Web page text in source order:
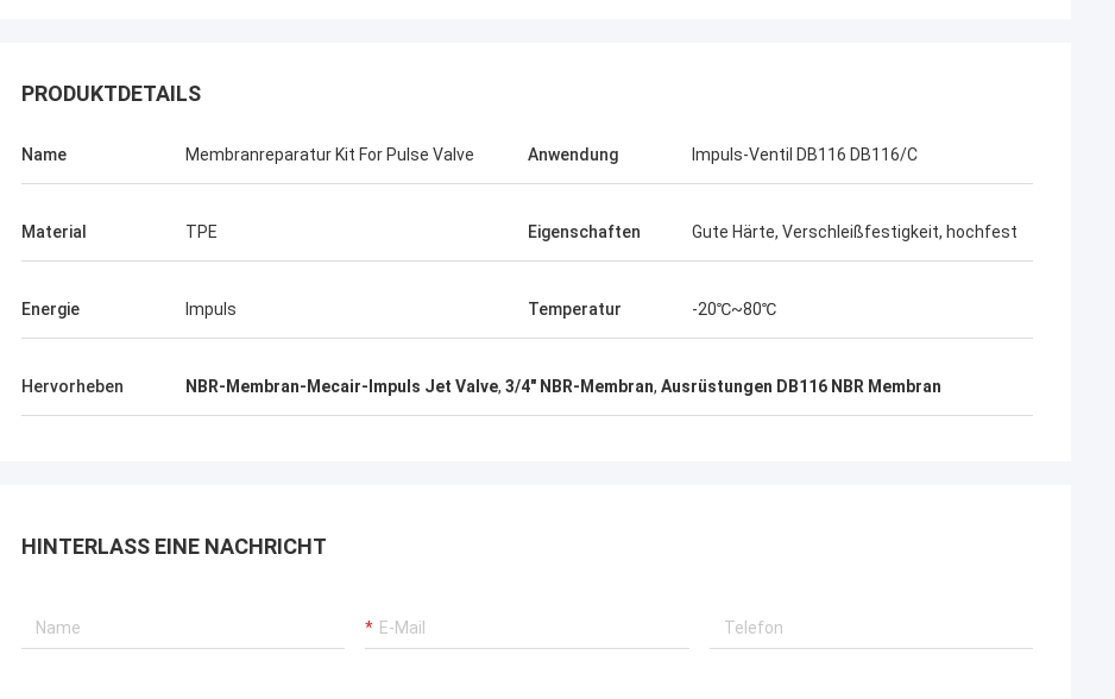
Linda.M
Hafenkrane, Bagger-Antriebssysteme
PRODUKTDETAILS
Name Membranreparatur Kit For Pulse Valve Anwendung Impuls-Ventil DB116 DB116/C
Material TPE Eigenschaften Gute Härte, Verschleißfestigkeit, hochfest
Energie Impuls Temperatur -20℃~80℃
Hervorheben NBR-Membran-Mecair-Impuls Jet Valve, 3/4" NBR-Membran, Ausrüstungen DB116 NBR Membran
HINTERLASS EINE NACHRICHT